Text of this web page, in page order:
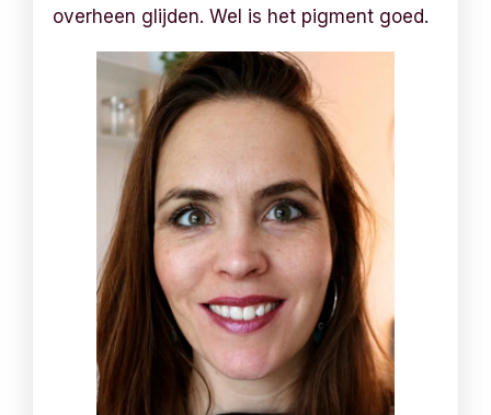
overheen glijden. Wel is het pigment goed.